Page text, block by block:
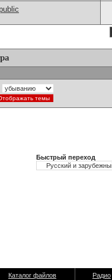
Быстрый переход
Каталог файлов Радио